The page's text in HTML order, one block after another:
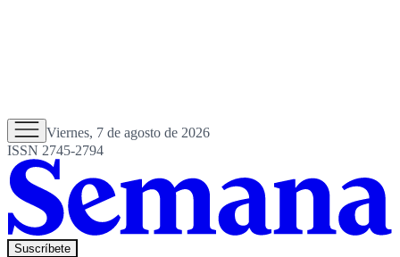
Viernes, 7 de agosto de 2026
ISSN 2745-2794
Suscríbete